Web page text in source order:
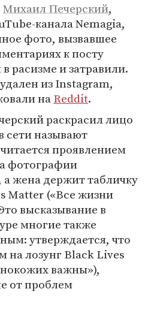
Михаил Печерский,
канала Nemagia,
фото, вызвавшее
к посту
расизме и затравили.
из Instagram,
наReddit.
раскрасил лицо
сети называют
проявлением
фотографии
а жена держит табличку
Matter («Все жизни
высказывание в
многие также
утверждается, что
на лозунг Black Lives
важны»),
от проблем